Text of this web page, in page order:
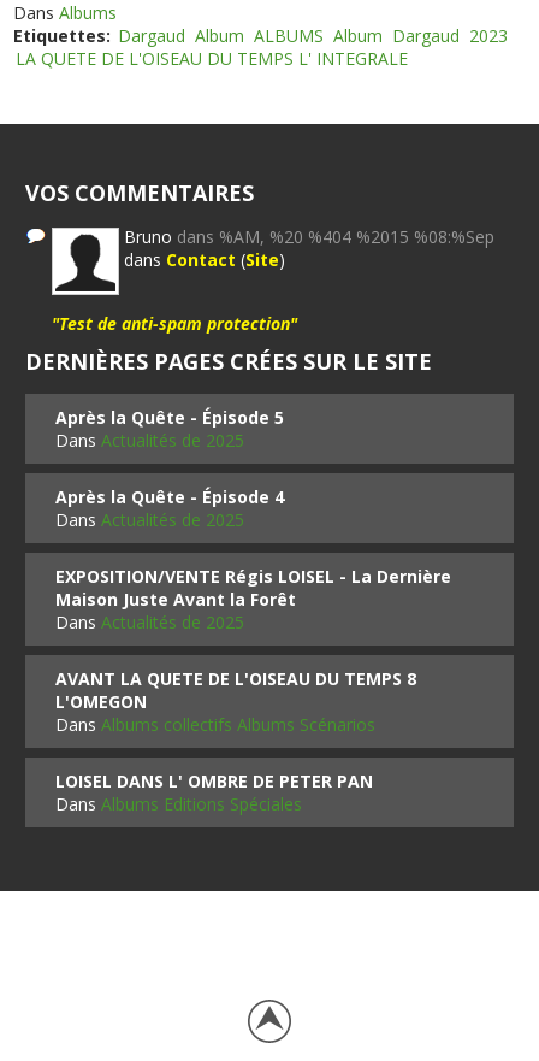
DansAlbums
Etiquettes: Dargaud Album ALBUMS Album Dargaud 2023
LA QUETE DE L'OISEAU DU TEMPS L' INTEGRALE
VOS COMMENTAIRES
Bruno dans %AM, %20 %404 %2015 %08:%Sep
dans Contact (Site)
"Test de anti-spam protection"
DERNIÈRES PAGES CRÉES SUR LE SITE
Après la Quête - Épisode 5
DansActualités de 2025
Après la Quête - Épisode 4
DansActualités de 2025
EXPOSITION/VENTE Régis LOISEL - La Dernière
Maison Juste Avant la Forêt
DansActualités de 2025
AVANT LA QUETE DE L'OISEAU DU TEMPS 8
L'OMEGON
DansAlbums collectifs Albums Scénarios
LOISEL DANS L' OMBRE DE PETER PAN
DansAlbums Editions Spéciales